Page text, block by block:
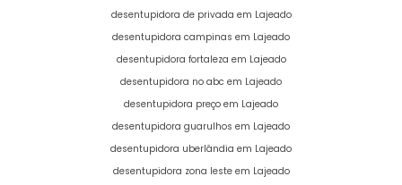
desentupidora de privada em Lajeado
desentupidora campinas em Lajeado
desentupidora fortaleza em Lajeado
desentupidora no abc em Lajeado
desentupidora preço em Lajeado
desentupidora guarulhos em Lajeado
desentupidora uberlândia em Lajeado
desentupidora zona leste em Lajeado